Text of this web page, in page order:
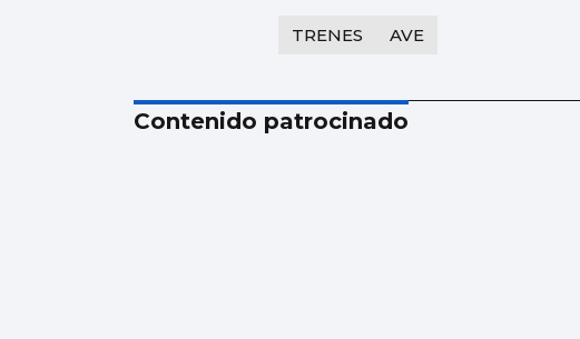
TRENES AVE
Contenido patrocinado